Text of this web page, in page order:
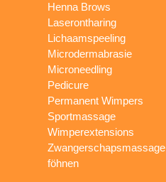
Henna Brows
Laserontharing
Lichaamspeeling
Microdermabrasie
Microneedling
Pedicure
Permanent Wimpers
Sportmassage
Wimperextensions
Zwangerschapsmassage
föhnen